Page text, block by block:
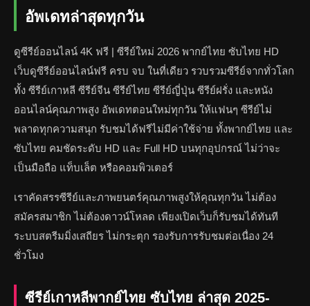
อัพเดทล่าสุดทุกวัน
ดูซีรีย์ออนไลน์ 4K ฟรี | ซีรีย์ใหม่ 2026 พากย์ไทย ซับไทย HD
เว็บดูซีรีย์ออนไลน์ฟรี ครบ จบ ในที่เดียว รวบรวมซีรีย์จากทั่วโลก
ทั้ง ซีรีย์เกาหลี ซีรีย์จีน ซีรีย์ไทย ซีรีย์ญี่ปุ่น ซีรีย์ฝรั่ง และหนัง
ออนไลน์คุณภาพสูง อัพเดทตอนใหม่ทุกวัน ให้แฟนๆ ซีรีย์ไม่
พลาดทุกความสนุก รับชมได้ฟรีไม่มีค่าใช้จ่าย ทั้งพากย์ไทย และ
ซับไทย คมชัดระดับ HD และ Full HD บนทุกอุปกรณ์ ไม่ว่าจะ
เป็นมือถือ แท็บเล็ต หรือคอมพิวเตอร์
เราคัดสรรซีรีย์และภาพยนตร์คุณภาพสูงให้คุณทุกวัน ไม่ต้อง
สมัครสมาชิก ไม่ต้องดาวน์โหลด เพียงเปิดเว็บก็รับชมได้ทันที
ระบบสตรีมมิ่งเสถียร ไม่กระตุก รองรับการรับชมต่อเนื่อง 24
ชั่วโมง
ซีรีย์เกาหลีพากย์ไทย ซับไทย ล่าสุด 2025-